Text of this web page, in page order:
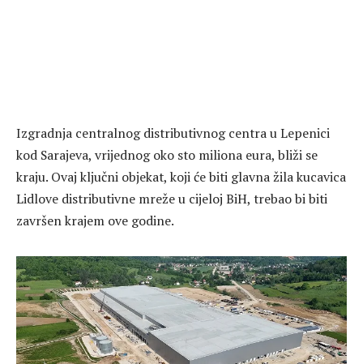
Izgradnja centralnog distributivnog centra u Lepenici
kod Sarajeva, vrijednog oko sto miliona eura, bliži se
kraju. Ovaj ključni objekat, koji će biti glavna žila kucavica
Lidlove distributivne mreže u cijeloj BiH, trebao bi biti
završen krajem ove godine.